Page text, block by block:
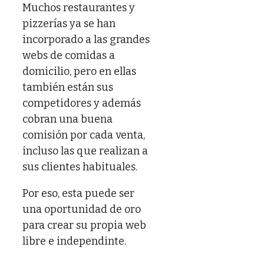
Muchos restaurantes y
pizzerías ya se han
incorporado a las grandes
webs de comidas a
domicilio, pero en ellas
también están sus
competidores y además
cobran una buena
comisión por cada venta,
incluso las que realizan a
sus clientes habituales.
Por eso, esta puede ser
una oportunidad de oro
para crear su propia web
libre e independinte.